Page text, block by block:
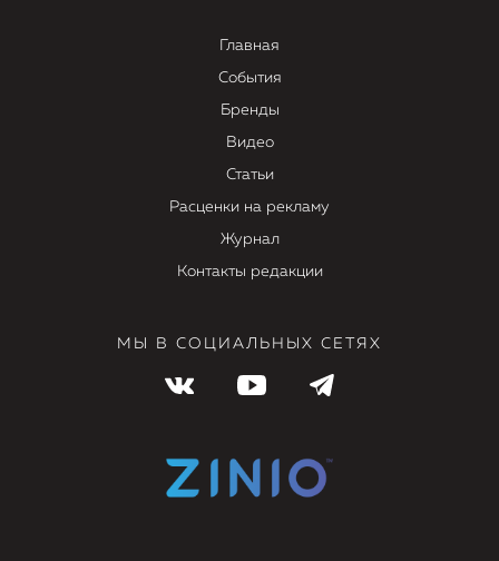
Главная
События
Бренды
Видео
Статьи
Расценки на рекламу
Журнал
Контакты редакции
МЫ В СОЦИАЛЬНЫХ СЕТЯХ